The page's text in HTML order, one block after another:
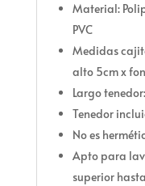
Material:
PVC
Medidas
alto 5cm x
Largo
Tenedor
No es
Apto para
superior